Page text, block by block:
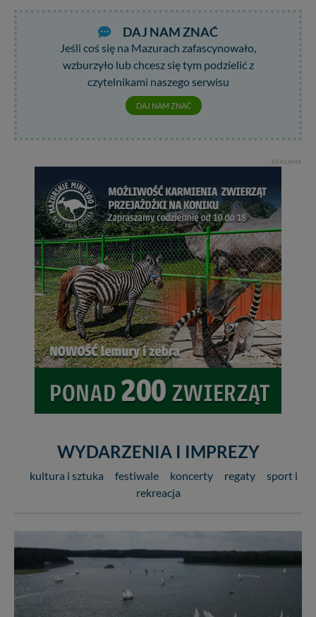
DAJ NAM ZNAĆ
Jeśli coś się na Mazurach zafascynowało,
wzburzyło lub chcesz się tym podzielić z
czytelnikami naszego serwisu
DAJ NAM ZNAĆ
REKLAMA
WYDARZENIA I IMPREZY
kultura i sztuka festiwale koncerty regaty
sport i
rekreacja